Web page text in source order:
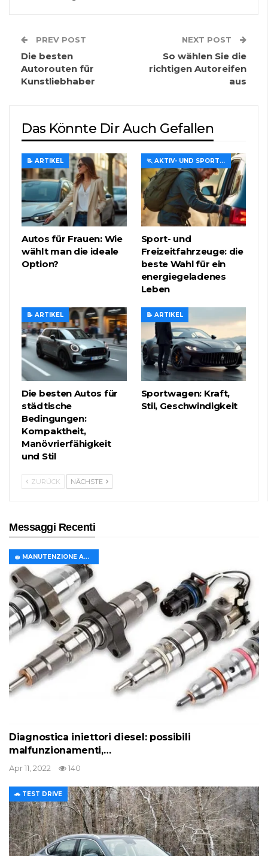
PREV POST
Die besten
Autorouten für
Kunstliebhaber
NEXT POST
So wählen Sie die
richtigen Autoreifen
aus
Das Könnte Dir Auch Gefallen
📝 ARTIKEL
Autos für Frauen: Wie
wählt man die ideale
Option?
🏃 AKTIV- UND SPORTREISEN
Sport- und
Freizeitfahrzeuge: die
beste Wahl für ein
energiegeladenes
Leben
📝 ARTIKEL
Die besten Autos für
städtische
Bedingungen:
Kompaktheit,
Manövrierfähigkeit
und Stil
📝 ARTIKEL
Sportwagen: Kraft,
Stil, Geschwindigkeit
ZURÜCK NÄCHSTE
Messaggi Recenti
🧽 MANUTENZIONE AUTO
Diagnostica iniettori diesel: possibili
malfunzionamenti,…
Apr 11, 2022 140
🚗 TEST DRIVE